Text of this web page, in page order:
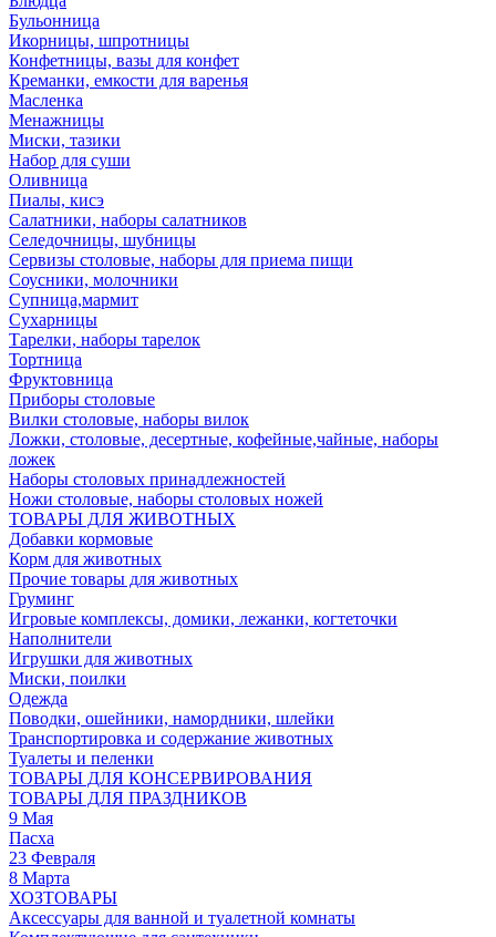
Бульонница
Икорницы, шпротницы
Конфетницы, вазы для конфет
Креманки, емкости для варенья
Масленка
Менажницы
Миски, тазики
Набор для суши
Оливница
Пиалы, кисэ
Салатники, наборы салатников
Селедочницы, шубницы
Сервизы столовые, наборы для приема пищи
Соусники, молочники
Супница,мармит
Сухарницы
Тарелки, наборы тарелок
Тортница
Фруктовница
Приборы столовые
Вилки столовые, наборы вилок
Ложки, столовые, десертные, кофейные,чайные, наборы
ложек
Наборы столовых принадлежностей
Ножи столовые, наборы столовых ножей
ТОВАРЫ ДЛЯ ЖИВОТНЫХ
Добавки кормовые
Корм для животных
Прочие товары для животных
Груминг
Игровые комплексы, домики, лежанки, когтеточки
Наполнители
Игрушки для животных
Миски, поилки
Одежда
Поводки, ошейники, намордники, шлейки
Транспортировка и содержание животных
Туалеты и пеленки
ТОВАРЫ ДЛЯ КОНСЕРВИРОВАНИЯ
ТОВАРЫ ДЛЯ ПРАЗДНИКОВ
9 Мая
Пасха
23 Февраля
8 Марта
ХОЗТОВАРЫ
Аксессуары для ванной и туалетной комнаты